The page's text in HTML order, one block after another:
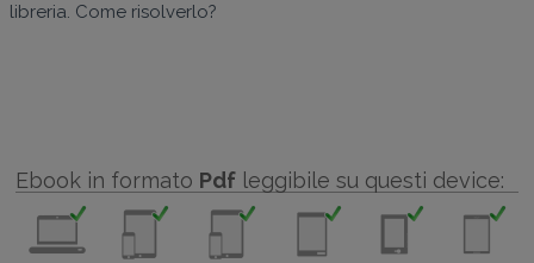
libreria. Come risolverlo?
Ebook in formato Pdf leggibile su questi device: